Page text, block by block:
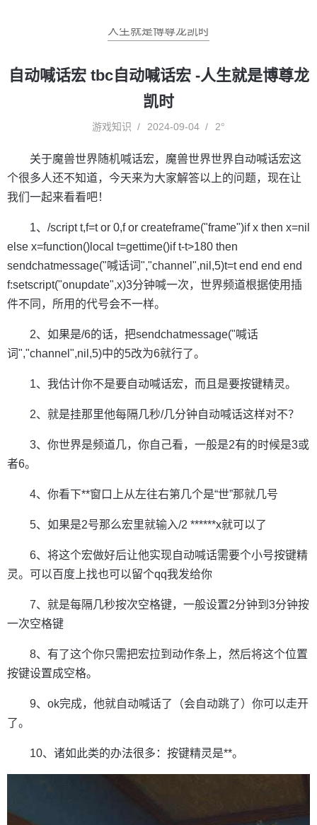
人生就是博尊龙凯时
自动喊话宏 tbc自动喊话宏 -人生就是博尊龙
凯时
游戏知识 2024-09-04 2°
关于魔兽世界随机喊话宏，魔兽世界世界自动喊话宏这
个很多人还不知道，今天来为大家解答以上的问题，现在让
我们一起来看看吧！
1、/script t,f=t or 0,f or createframe("frame")if x then x=nil
else x=function()local t=gettime()if t-t>180 then
sendchatmessage("喊话词","channel",nil,5)t=t end end end
f:setscript("onupdate",x)3分钟喊一次，世界频道根据使用插
件不同，所用的代号会不一样。
2、如果是/6的话，把sendchatmessage("喊话
词","channel",nil,5)中的5改为6就行了。
1、我估计你不是要自动喊话宏，而且是要按键精灵。
2、就是挂那里他每隔几秒/几分钟自动喊话这样对不？
3、你世界是频道几，你自己看，一般是2有的时候是3或
者6。
4、你看下**窗口上从左往右第几个是“世”那就几号
5、如果是2号那么宏里就输入/2 ******x就可以了
6、将这个宏做好后让他实现自动喊话需要个小号按键精
灵。可以百度上找也可以留个qq我发给你
7、就是每隔几秒按次空格键，一般设置2分钟到3分钟按
一次空格键
8、有了这个你只需把宏拉到动作条上，然后将这个位置
按键设置成空格。
9、ok完成，他就自动喊话了（会自动跳了）你可以走开
了。
10、诸如此类的办法很多：按键精灵是**。